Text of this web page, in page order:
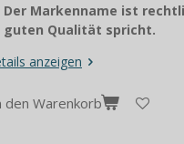
Der Markenname ist
guten Qualität spricht.
anzeigen
den Warenkorb